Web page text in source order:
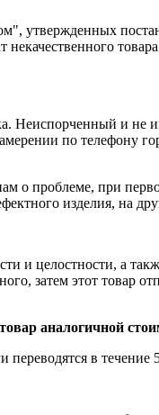
утвержденных
некачественного
Неиспорченный и
по телефону
о проблеме, при
изделия, на
и целостности, а
затем этот товар
аналогичной
в течение